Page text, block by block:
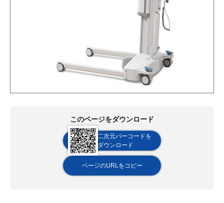
このページをダウンロード
二次元バーコードを
ダウンロード
ページのURLをコピー